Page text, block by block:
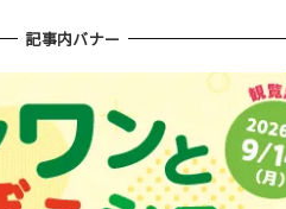
記事内バナー